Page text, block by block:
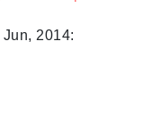
Jun, 2014: